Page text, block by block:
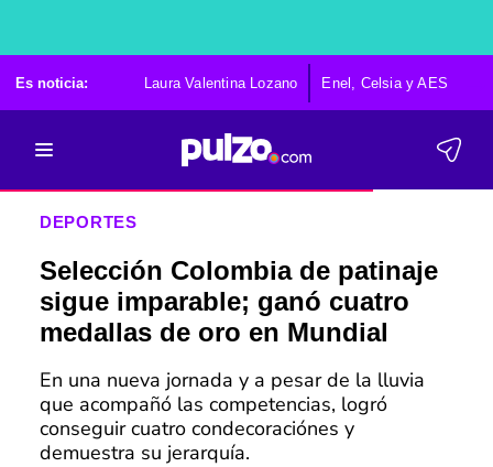
Es noticia: Laura Valentina Lozano Enel, Celsia y AES
DEPORTES
Selección Colombia de patinaje
sigue imparable; ganó cuatro
medallas de oro en Mundial
En una nueva jornada y a pesar de la lluvia
que acompañó las competencias, logró
conseguir cuatro condecoraciónes y
demuestra su jerarquía.